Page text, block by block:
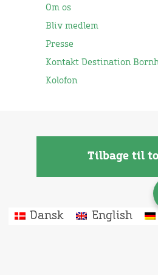
Om os
Bliv medlem
Presse
Kontakt Destination
Kolofon
Tilbage til
Dansk English